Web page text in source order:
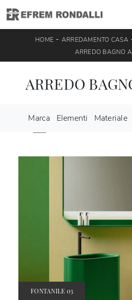
HOME - ARREDAMENTO CASA
ARREDO BAGNO
ARREDO
Marca Elementi Materiale
FONTANILE 03